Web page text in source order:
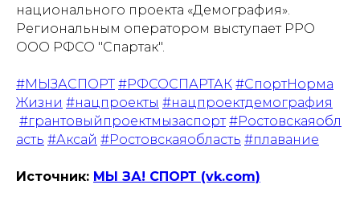
национального проекта «Демография».
Региональным оператором выступает РРО
ООО РФСО "Спартак".
#МЫЗАСПОРТ #РФСОСПАРТАК #СпортНорма
Жизни #нацпроекты #нацпроектдемография
#грантовыйпроектмызаспорт #Ростовскаяобл
асть #Аксай #Ростовскаяобласть #плавание
Источник: МЫ ЗА! СПОРТ (vk.com)